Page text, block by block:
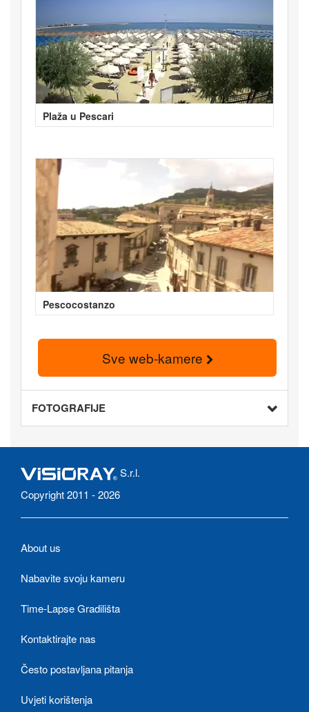
Plaža u Pescari
Pescocostanzo
Sve web-kamere
FOTOGRAFIJE
S.r.l.
Copyright 2011 - 2026
About us
Nabavite svoju kameru
Time-Lapse Gradilišta
Kontaktirajte nas
Često postavljana pitanja
Uvjeti korištenja